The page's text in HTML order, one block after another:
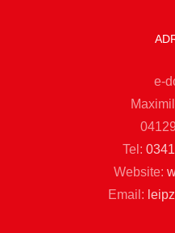
e-
Tel:
Website:
Email: